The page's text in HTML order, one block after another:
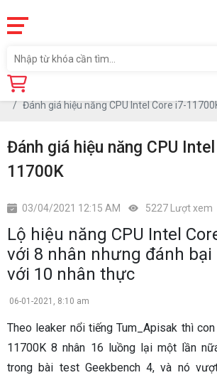
Trang chủ
Đánh giá hiệu năng CPU Intel Core i7-
Đánh giá hiệu năng CPU
11700K
03/04/2021 12:15 AM 5227 Lượt xem
Lộ hiệu năng CPU Intel
với 8 nhân nhưng đánh bại
với 10 nhân thực
06-01-2021, 8:10 am
Theo leaker nổi tiếng Tum_Apisak thì
11700K 8 nhân 16 luồng lại một lần
trong bài test Geekbench 4, và nó